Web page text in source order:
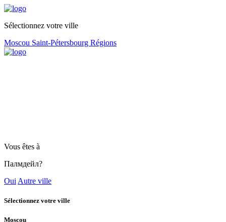
Sélectionnez votre ville
Moscou Saint-Pétersbourg Régions
Vous êtes à
Палмдейл?
Oui Autre ville
Sélectionnez votre ville
Moscou